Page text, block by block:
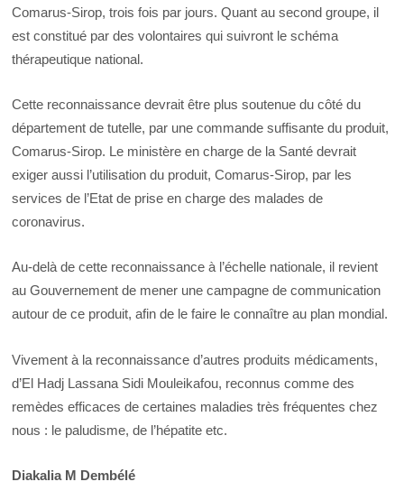
Comarus-Sirop, trois fois par jours. Quant au second groupe, il
est constitué par des volontaires qui suivront le schéma
thérapeutique national.
Cette reconnaissance devrait être plus soutenue du côté du
département de tutelle, par une commande suffisante du produit,
Comarus-Sirop. Le ministère en charge de la Santé devrait
exiger aussi l’utilisation du produit, Comarus-Sirop, par les
services de l’Etat de prise en charge des malades de
coronavirus.
Au-delà de cette reconnaissance à l’échelle nationale, il revient
au Gouvernement de mener une campagne de communication
autour de ce produit, afin de le faire le connaître au plan mondial.
Vivement à la reconnaissance d’autres produits médicaments,
d’El Hadj Lassana Sidi Mouleikafou, reconnus comme des
remèdes efficaces de certaines maladies très fréquentes chez
nous : le paludisme, de l’hépatite etc.
Diakalia M Dembélé